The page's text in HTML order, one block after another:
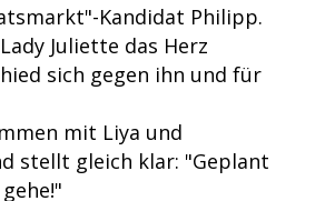
Kandidat Philipp.
Juliette das Herz
sich gegen ihn und für
mit Liya und
stellt gleich klar: "Geplant